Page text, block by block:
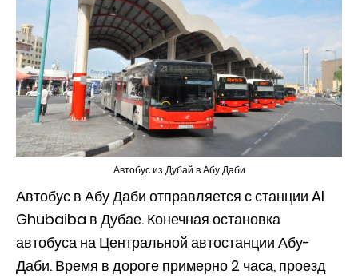
Автобус из Дубай в Абу Даби
Автобус в Абу Даби отправляется с станции Al
Ghubaiba в Дубае. Конечная остановка
автобуса на Центральной автостанции Абу-
Даби. Время в дороге примерно 2 часа, проезд